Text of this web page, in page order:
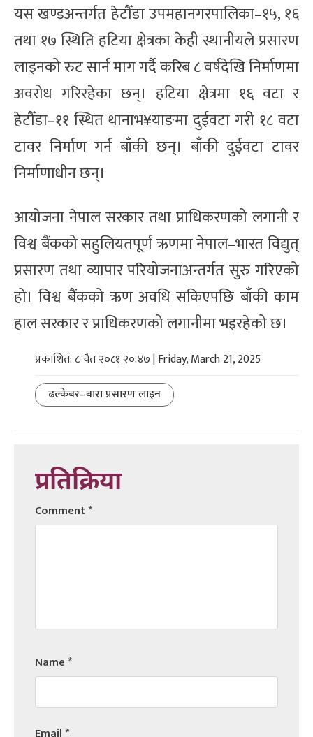
यस खण्डअन्तर्गत हेटौँडा उपमहानगरपालिका–१५, १६
तथा १७ स्थिति हटिया क्षेत्रका केही स्थानीयले प्रसारण
लाइनको रुट सार्न माग गर्दै करिब ८ वर्षदेखि निर्माणमा
अवरोध गरिरहेका छन्। हटिया क्षेत्रमा १६ वटा र
हेटौँडा–११ स्थित थानाभ¥याङमा दुईवटा गरी १८ वटा
टावर निर्माण गर्न बाँकी छन्। बाँकी दुईवटा टावर
निर्माणाधीन छन्।
आयोजना नेपाल सरकार तथा प्राधिकरणको लगानी र
विश्व बैंकको सहुलियतपूर्ण ऋणमा नेपाल–भारत विद्युत्
प्रसारण तथा व्यापार परियोजनाअन्तर्गत सुरु गरिएको
हो। विश्व बैंकको ऋण अवधि सकिएपछि बाँकी काम
हाल सरकार र प्राधिकरणको लगानीमा भइरहेको छ।
प्रकाशित: ८ चैत २०८१ २०:४७ | Friday, March 21, 2025
ढल्केबर–बारा प्रसारण लाइन
प्रतिक्रिया
Comment*
Name*